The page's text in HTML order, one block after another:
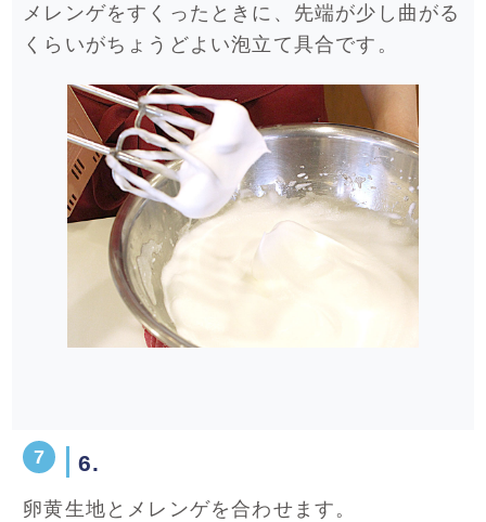
メレンゲをすくったときに、先端が少し曲がる
くらいがちょうどよい泡立て具合です。
6.
卵黄生地とメレンゲを合わせます。